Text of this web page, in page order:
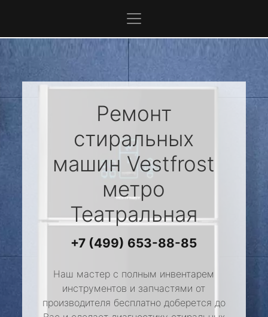
Ремонт
стиральных
машин Vestfrost
метро
Театральная
+7 (499) 653-88-85
Наш мастер с полным инвентарем
инструментов и запчастями от
производителя бесплатно доберется до